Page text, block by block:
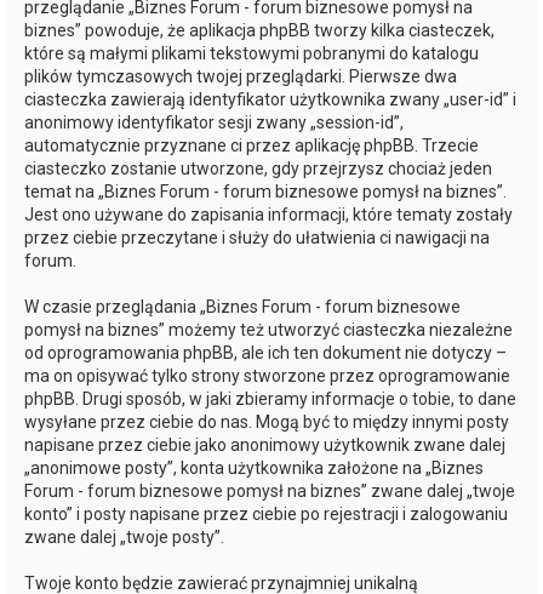
przeglądanie „Biznes Forum - forum biznesowe pomysł na
biznes” powoduje, że aplikacja phpBB tworzy kilka ciasteczek,
które są małymi plikami tekstowymi pobranymi do katalogu
plików tymczasowych twojej przeglądarki. Pierwsze dwa
ciasteczka zawierają identyfikator użytkownika zwany „user-id” i
anonimowy identyfikator sesji zwany „session-id”,
automatycznie przyznane ci przez aplikację phpBB. Trzecie
ciasteczko zostanie utworzone, gdy przejrzysz chociaż jeden
temat na „Biznes Forum - forum biznesowe pomysł na biznes”.
Jest ono używane do zapisania informacji, które tematy zostały
przez ciebie przeczytane i służy do ułatwienia ci nawigacji na
forum.
W czasie przeglądania „Biznes Forum - forum biznesowe
pomysł na biznes” możemy też utworzyć ciasteczka niezależne
od oprogramowania phpBB, ale ich ten dokument nie dotyczy –
ma on opisywać tylko strony stworzone przez oprogramowanie
phpBB. Drugi sposób, w jaki zbieramy informacje o tobie, to dane
wysyłane przez ciebie do nas. Mogą być to między innymi posty
napisane przez ciebie jako anonimowy użytkownik zwane dalej
„anonimowe posty”, konta użytkownika założone na „Biznes
Forum - forum biznesowe pomysł na biznes” zwane dalej „twoje
konto” i posty napisane przez ciebie po rejestracji i zalogowaniu
zwane dalej „twoje posty”.
Twoje konto będzie zawierać przynajmniej unikalną